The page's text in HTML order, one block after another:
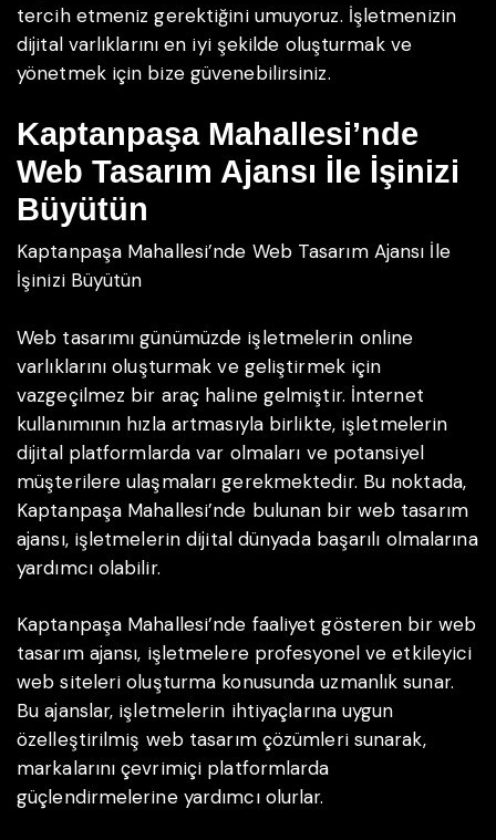
tercih etmeniz gerektiğini umuyoruz. İşletmenizin
dijital varlıklarını en iyi şekilde oluşturmak ve
yönetmek için bize güvenebilirsiniz.
Kaptanpaşa Mahallesi’nde
Web Tasarım Ajansı İle İşinizi
Büyütün
Kaptanpaşa Mahallesi’nde Web Tasarım Ajansı İle
İşinizi Büyütün
Web tasarımı günümüzde işletmelerin online
varlıklarını oluşturmak ve geliştirmek için
vazgeçilmez bir araç haline gelmiştir. İnternet
kullanımının hızla artmasıyla birlikte, işletmelerin
dijital platformlarda var olmaları ve potansiyel
müşterilere ulaşmaları gerekmektedir. Bu noktada,
Kaptanpaşa Mahallesi’nde bulunan bir web tasarım
ajansı, işletmelerin dijital dünyada başarılı olmalarına
yardımcı olabilir.
Kaptanpaşa Mahallesi’nde faaliyet gösteren bir web
tasarım ajansı, işletmelere profesyonel ve etkileyici
web siteleri oluşturma konusunda uzmanlık sunar.
Bu ajanslar, işletmelerin ihtiyaçlarına uygun
özelleştirilmiş web tasarım çözümleri sunarak,
markalarını çevrimiçi platformlarda
güçlendirmelerine yardımcı olurlar.